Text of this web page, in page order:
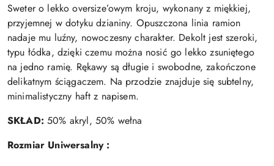
Sweter o lekko oversize’owym kroju, wykonany z miękkiej,
przyjemnej w dotyku dzianiny. Opuszczona linia ramion
nadaje mu luźny, nowoczesny charakter. Dekolt jest szeroki,
typu łódka, dzięki czemu można nosić go lekko zsuniętego
na jedno ramię. Rękawy są długie i swobodne, zakończone
delikatnym ściągaczem. Na przodzie znajduje się subtelny,
minimalistyczny haft z napisem.
SKŁAD: 50% akryl, 50% wełna
Rozmiar Uniwersalny :